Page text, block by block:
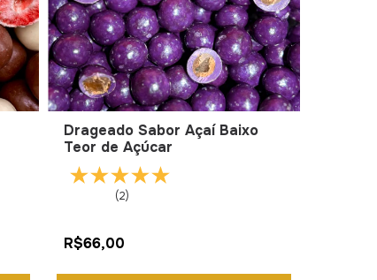
Drageado Sabor Açaí Baixo
Teor de Açúcar
(2)
R$66,00